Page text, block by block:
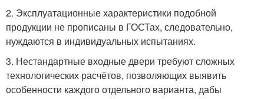
2. Эксплуатационные характеристики подобной
продукции не прописаны в ГОСТах, следовательно,
нуждаются в индивидуальных испытаниях.
3. Нестандартные входные двери требуют сложных
технологических расчётов, позволяющих выявить
особенности каждого отдельного варианта, дабы